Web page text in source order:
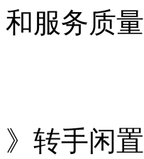
和服务质
》转手闲